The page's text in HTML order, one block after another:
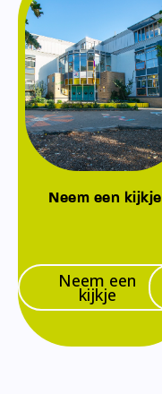
Neem een kijkje
Neem een
kijkje